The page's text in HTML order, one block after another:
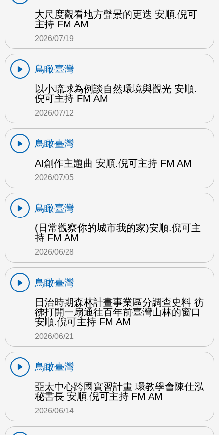
大尺度觀看地方聲景的更迭 安順.倪可
主持 FM AM
2026/07/19
鳥瞰臺灣
以小琉球為例談自然環境與觀光 安順.
倪可主持 FM AM
2026/07/12
鳥瞰臺灣
AI創作主題曲 安順.倪可主持 FM AM
2026/07/05
鳥瞰臺灣
(日常觀察你的城市我的家)安順.倪可主
持 FM AM
2026/06/28
鳥瞰臺灣
日治時期森林計畫事業區分調查史料 彷
彿打開一扇通往百年前臺灣山林的窗口
安順.倪可主持 FM AM
2026/06/21
鳥瞰臺灣
亞太中心跨國實習計畫 環教學會陳仕泓
秘書長 安順.倪可主持 FM AM
2026/06/14